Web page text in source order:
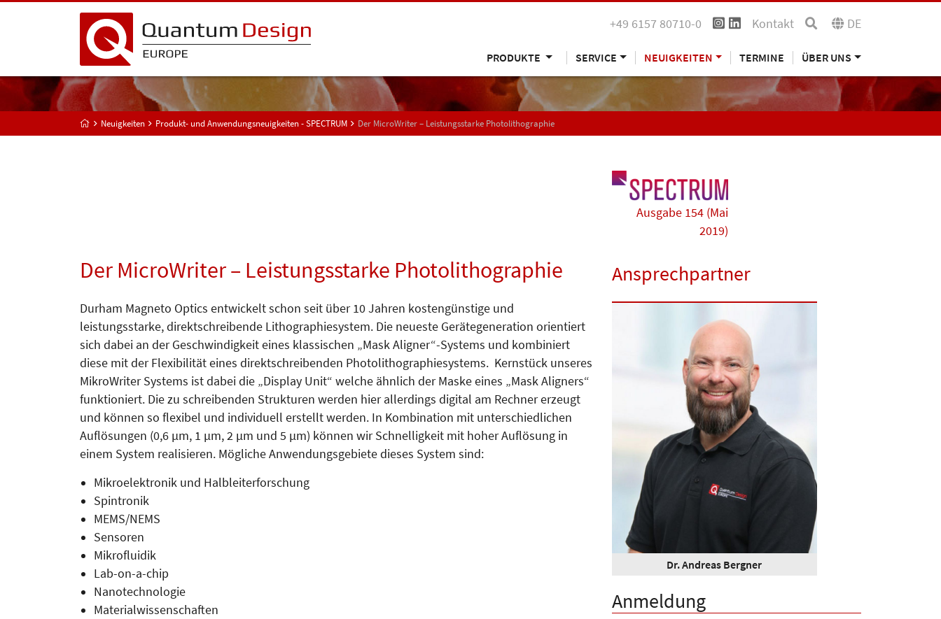
+49 6157 80710-0 Kontakt DE
PRODUKTE SERVICE NEUIGKEITEN TERMINE ÜBER UNS
Neuigkeiten Produkt- und Anwendungsneuigkeiten - SPECTRUM Der MicroWriter – Leistungsstarke Photolithographie
Ausgabe 154 (Mai
2019)
Der MicroWriter – Leistungsstarke Photolithographie
Durham Magneto Optics entwickelt schon seit über 10 Jahren kostengünstige und
leistungsstarke, direktschrei­bende Lithographiesystem. Die neueste Gerätegeneration orientiert
sich dabei an der Geschwindigkeit eines klassischen „Mask Aligner“-Sys­tems und kombiniert
diese mit der Flexibilität eines direktschreibenden Photolithographiesystems. Kernstück unseres
MikroWriter Systems ist dabei die „Display Unit“ welche ähnlich der Maske eines „Mask Aligners“
funktioniert. Die zu schreibenden Strukturen werden hier allerdings digital am Rechner erzeugt
und können so flexibel und individuell erstellt werden. In Kombination mit unterschiedlichen
Auflösungen (0,6 µm, 1 µm, 2 µm und 5 µm) können wir Schnelligkeit mit hoher Auflösung in
einem System realisieren. Mögliche Anwendungsgebiete dieses System sind:
Mikroelektronik und Halbleiterforschung
Spintronik
MEMS/NEMS
Sensoren
Mikrofluidik
Lab-on-a-chip
Nanotechnologie
Materialwissenschaften
Ansprechpartner
Dr. Andreas Bergner
Anmeldung